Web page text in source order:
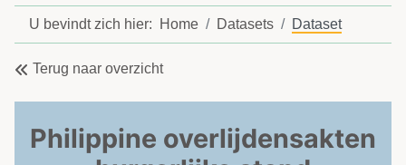
U bevindt zich hier: Home Datasets Dataset
Terug naar overzicht
Philippine overlijdensakten